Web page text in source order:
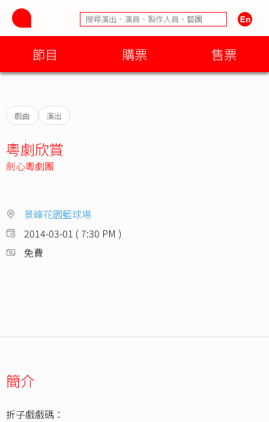
節目 購票 售票
戲曲 演出
粵劇欣賞
劍心粵劇團
景峰花園籃球場
2014-03-01 ( 7:30 PM )
免費
簡介
折子戲戲碼：